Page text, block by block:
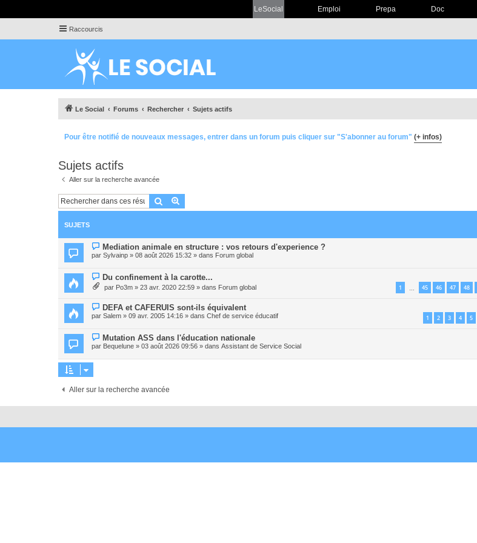
LeSocial Emploi Prepa Doc
Raccourcis
Le Social Forums Rechercher Sujets actifs
Pour être notifié de nouveaux messages, entrer dans un forum puis cliquer sur "S'abonner au forum" (+ infos)
Sujets actifs
Aller sur la recherche avancée
Rechercher
SUJETS
N
o
u
e
a
e
s
s
e
Mediation animale en structure : vos retours d'experience ?
par Sylvainp » 08 août 2026 15:32 » dans Forum global
N
o
e
a
u
e
s
s
Du confinement à la carotte...
par Po3m » 23 avr. 2020 22:59 » dans Forum global 1 45 46 47 48
N
o
u
e
a
u
g
DEFA et CAFERUIS sont-ils équivalent
par Salem » 09 avr. 2005 14:16 » dans Chef de service éducatif 1 2 3 4 5
N
o
u
m
e
s
Mutation ASS dans l'éducation nationale
par Bequelune » 03 août 2026 09:56 » dans Assistant de Service Social
Aller sur la recherche avancée